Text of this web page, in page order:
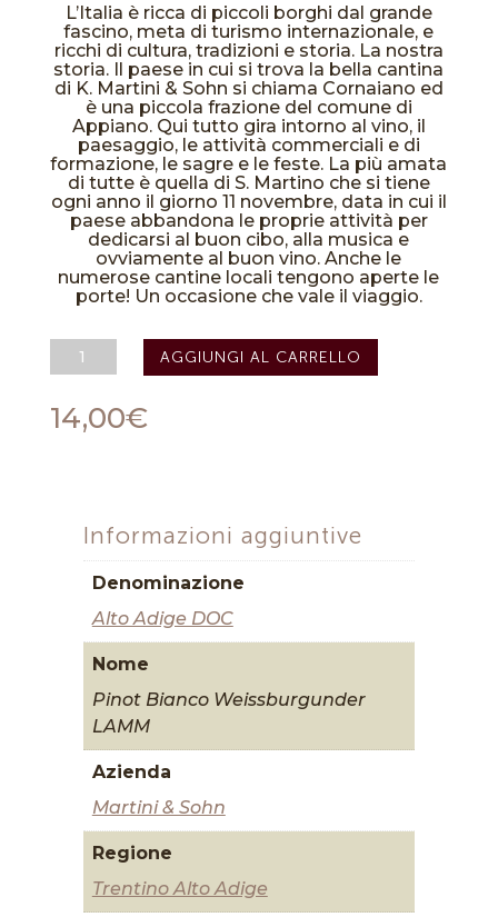
L’Italia è ricca di piccoli borghi dal grande
fascino, meta di turismo internazionale, e
ricchi di cultura, tradizioni e storia. La nostra
storia. Il paese in cui si trova la bella cantina
di K. Martini & Sohn si chiama Cornaiano ed
è una piccola frazione del comune di
Appiano. Qui tutto gira intorno al vino, il
paesaggio, le attività commerciali e di
formazione, le sagre e le feste. La più amata
di tutte è quella di S. Martino che si tiene
ogni anno il giorno 11 novembre, data in cui il
paese abbandona le proprie attività per
dedicarsi al buon cibo, alla musica e
ovviamente al buon vino. Anche le
numerose cantine locali tengono aperte le
porte! Un occasione che vale il viaggio.
Pinot
Bianco
Tirol
Alto
Martini
Sohn
quantità
AGGIUNGI AL CARRELLO
14,00€
Informazioni aggiuntive
Denominazione
Alto Adige DOC
Nome
Pinot Bianco Weissburgunder
LAMM
Azienda
Martini & Sohn
Regione
Trentino Alto Adige